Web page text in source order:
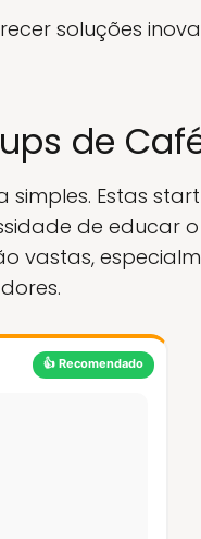
soluções
de
Estas
de educar
vastas,
👍 Recomendado